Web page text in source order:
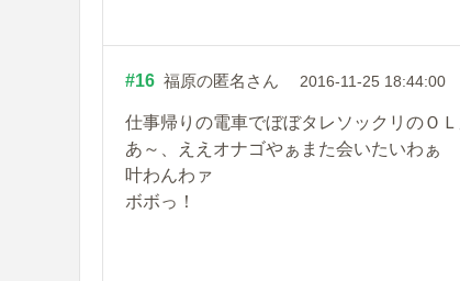
#16 福原の匿名さん 2016-11-25 18:44:00
仕事帰りの電車でぼぼタレソックリのＯ
あ～、ええオナゴやぁまた会いたいわぁ
叶わんわァ
ボボっ！